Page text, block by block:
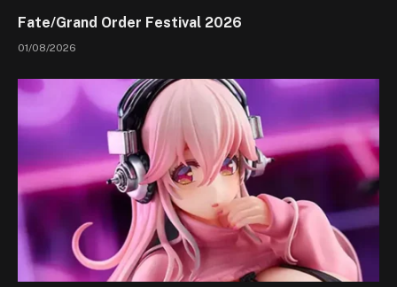
Fate/Grand Order Festival 2026
01/08/2026